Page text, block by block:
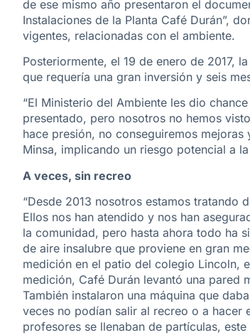
de ese mismo año presentaron el
Instalaciones de la Planta Café Durán”,
vigentes, relacionadas con el ambiente.
Posteriormente, el 19 de enero de 2017,
que requería una gran inversión y seis
“El Ministerio del Ambiente les dio
presentado, pero nosotros no hemos
hace presión, no conseguiremos
Minsa, implicando un riesgo potencial a
A veces, sin recreo
“Desde 2013 nosotros estamos tratando
Ellos nos han atendido y nos han
la comunidad, pero hasta ahora todo ha
de aire insalubre que proviene en gran
medición en el patio del colegio Lincoln,
medición, Café Durán levantó una pared
También instalaron una máquina que
veces no podían salir al recreo o a
profesores se llenaban de partículas,